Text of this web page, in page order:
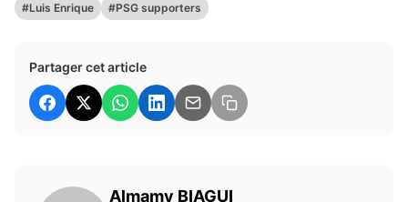
#Luis Enrique #PSG supporters
Partager cet article
Almamy BIAGUI